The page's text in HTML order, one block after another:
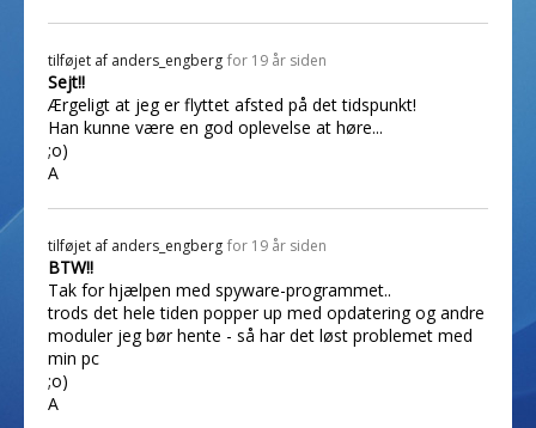
tilføjet af anders_engberg for 19 år siden
Sejt!!
Ærgeligt at jeg er flyttet afsted på det tidspunkt!
Han kunne være en god oplevelse at høre...
;o)
A
tilføjet af anders_engberg for 19 år siden
BTW!!
Tak for hjælpen med spyware-programmet..
trods det hele tiden popper up med opdatering og andre
moduler jeg bør hente - så har det løst problemet med
min pc
;o)
A